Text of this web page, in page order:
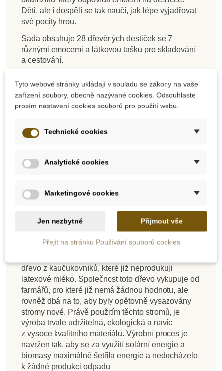
1 060 Kč1 178 Kč
Přidat do košíku
125 Kč139 Kč
Přidat do košíku
261 Kč290 Kč
Přidat do košíku
374 Kč415 Kč
Zobrazit detail
275 Kč305 Kč
Přidat do košíku
664 Kč738 Kč
Přidat do košíku
231 Kč257 Kč
Zobrazit detail
323 Kč359 Kč
Zobrazit detail
Děti, ale i dospělí se tak naučí, jak lépe vyjadřovat
své pocity hrou.
Sada obsahuje 28 dřevěných destiček se 7
různými emocemi a látkovou tašku pro skladování
a cestování.
kaučukovníku, bez chemických látek, pomocí
lepidel bez formaldehydu, organickými pigmenty a
barvivy na vodní bázi.
Rozměry: 5,25 cm x 3 cm x 0,8 cm
Objevte svět pravýchekologických hraček
PLAN TOYS
v oboru výroby vysoce kvalitních ekologických
Firma vznikla v roce 1981 na jihu Thajska a v této
dřevo z kaučukovníků, které již neprodukují
latexové mléko. Společnost toto dřevo vykupuje od
farmářů, pro které již nemá žádnou hodnotu, ale
rovněž dbá na to, aby byly opětovně vysazovány
stromy nové. Právě použitím těchto stromů, je
výroba trvale udržitelná, ekologická a navíc
z vysoce kvalitního materiálu. Výrobní proces je
navržen tak, aby se za využití solární energie a
biomasy maximálně šetřila energie a nedocházelo
k žádné produkci odpadu.
Tyto webové stránky ukládají v souladu se zákony na vaše
zařízení soubory, obecně nazývané cookies. Odsouhlaste
prosím nastavení cookies souborů pro použití webu.
Technické cookies
Analytické cookies
Marketingové cookies
Jen nezbytné Přijmout vše
Přejít na stránku Používání souborů cookies